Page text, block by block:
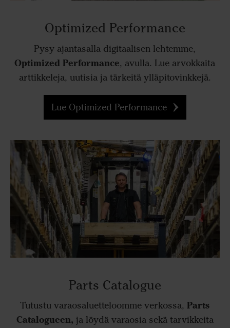
Optimized Performance
Pysy ajantasalla digitaalisen lehtemme,
Optimized Performance, avulla. Lue arvokkaita
arttikkeleja, uutisia ja tärkeitä ylläpitovinkkejä.
Lue Optimized Performance
Parts Catalogue
Tutustu varaosaluetteloomme verkossa, Parts
Catalogueen, ja löydä varaosia sekä tarvikkeita